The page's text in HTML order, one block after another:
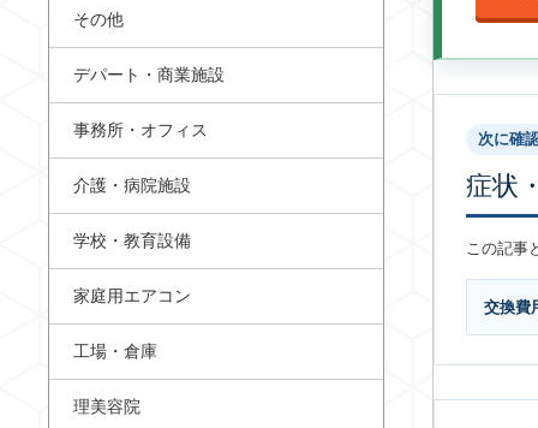
次に確
症状
この記事
交換費
その他
デパート・商業施設
事務所・オフィス
介護・病院施設
学校・教育設備
家庭用エアコン
工場・倉庫
理美容院